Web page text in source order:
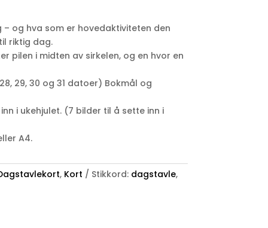
– og hva som er hovedaktiviteten den
riktig dag.
pilen i midten av sirkelen, og en hvor en
29, 30 og 31 datoer) Bokmål og
i ukehjulet. (7 bilder til å sette inn i
A4.
, Kort Stikkord: dagstavle,